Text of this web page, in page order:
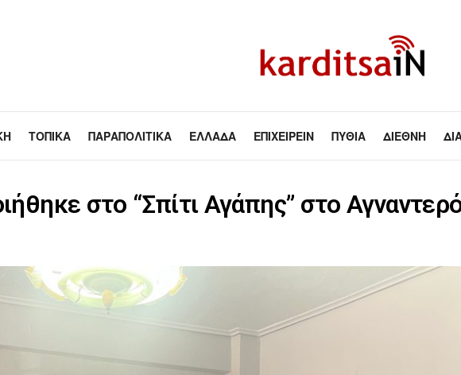
ΤΟΠΙΚΆ ΠΑΡΑΠΟΛΙΤΙΚΆ ΕΛΛΆΔΑ ΕΠΙΧΕΙΡΕΊΝ ΠΥΘΊΑ ΔΙΕΘΝΉ
στο “Σπίτι Αγάπης” στο